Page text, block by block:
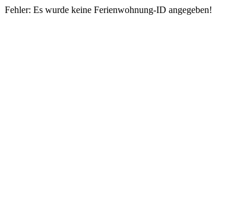
Fehler: Es wurde keine Ferienwohnung-ID angegeben!